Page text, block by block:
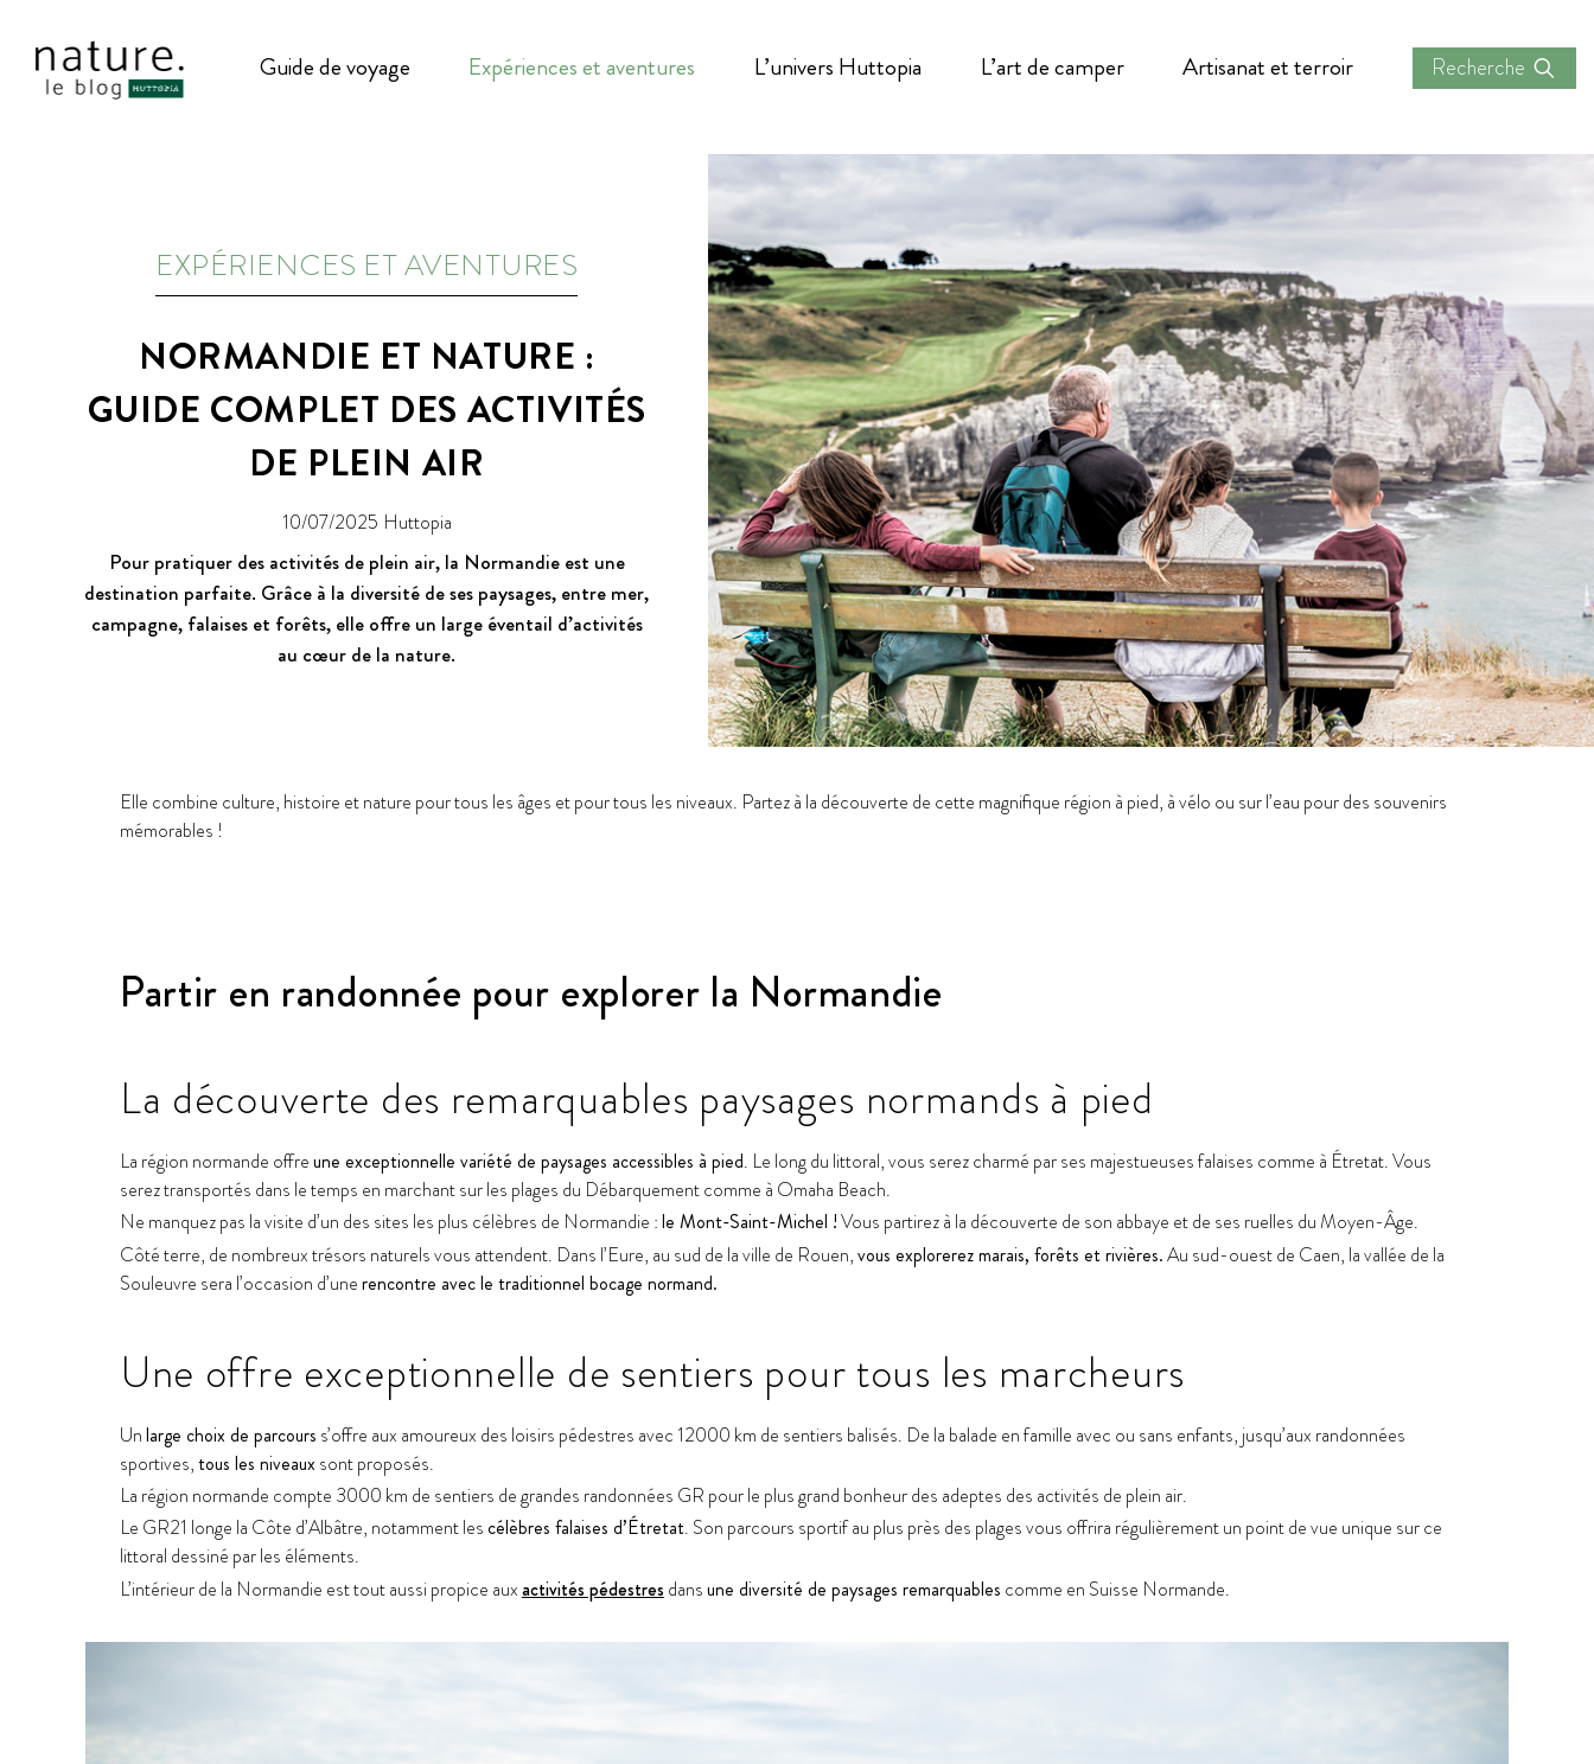
Guide de voyage Expériences et aventures L’univers Huttopia L’art de camper Artisanat et terroir Recherche
EXPÉRIENCES ET AVENTURES
NORMANDIE ET NATURE :
GUIDE COMPLET DES ACTIVITÉS
DE PLEIN AIR
10/07/2025 Huttopia
Pour pratiquer des activités de plein air, la Normandie est une
destination parfaite. Grâce à la diversité de ses paysages, entre mer,
campagne, falaises et forêts, elle offre un large éventail d’activités
au cœur de la nature.
Elle combine culture, histoire et nature pour tous les âges et pour tous les niveaux. Partez à la découverte de cette magnifique région à pied, à vélo ou sur l’eau pour des souvenirs
mémorables !
Partir en randonnée pour explorer la Normandie
La découverte des remarquables paysages normands à pied
La région normande offreune exceptionnelle variété de paysages accessibles à pied. Le long du littoral, vous serez charmé par ses majestueuses falaises comme à Étretat. Vous
serez transportés dans le temps en marchant sur les plages du Débarquement comme à Omaha Beach.
Ne manquez pas la visite d’un des sites les plus célèbres de Normandie :le Mont-Saint-Michel !Vous partirez à la découverte de son abbaye et de ses ruelles du Moyen-Âge.
Côté terre, de nombreux trésors naturels vous attendent. Dans l’Eure, au sud de la ville de Rouen,vous explorerez marais, forêts et rivières.Au sud-ouest de Caen, la vallée de la
Souleuvre sera l’occasion d’unerencontre avec le traditionnel bocage normand.
Une offre exceptionnelle de sentiers pour tous les marcheurs
Unlarge choix de parcours s’offre aux amoureux des loisirs pédestres avec 12000 km de sentiers balisés. De la balade en famille avec ou sans enfants, jusqu’aux randonnées
sportives,tous les niveaux sont proposés.
La région normande compte 3000 km de sentiers de grandes randonnées GR pour le plus grand bonheur des adeptes des activités de plein air.
Le GR21 longe la Côte d’Albâtre, notamment lescélèbres falaises d’Étretat. Son parcours sportif au plus près des plages vous offrira régulièrement un point de vue unique sur ce
littoral dessiné par les éléments.
L’intérieur de la Normandie est tout aussi propice auxactivités pédestres dansune diversité de paysages remarquables comme en Suisse Normande.